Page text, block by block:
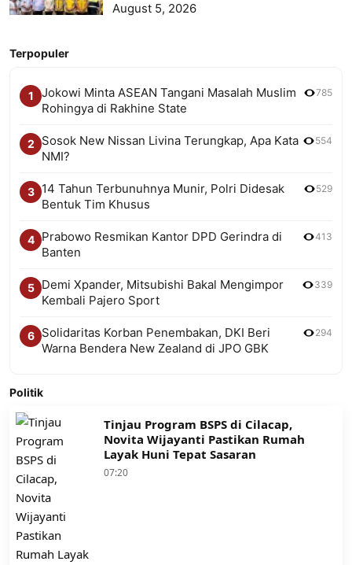
August 5, 2026
Terpopuler
1
Jokowi Minta ASEAN Tangani Masalah Muslim
Rohingya di Rakhine State
785
2
Sosok New Nissan Livina Terungkap, Apa Kata
NMI?
554
3
14 Tahun Terbunuhnya Munir, Polri Didesak
Bentuk Tim Khusus
529
4
Prabowo Resmikan Kantor DPD Gerindra di
Banten
413
5
Demi Xpander, Mitsubishi Bakal Mengimpor
Kembali Pajero Sport
339
6
Solidaritas Korban Penembakan, DKI Beri
Warna Bendera New Zealand di JPO GBK
294
Politik
Tinjau Program BSPS di Cilacap,
Novita Wijayanti Pastikan Rumah
Layak Huni Tepat Sasaran
07:20